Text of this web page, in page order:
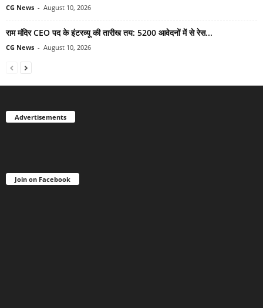
CG News - August 10, 2026
राम मंदिर CEO पद के इंटरव्यू की तारीख तय: 5200 आवेदनों में से रेस...
CG News - August 10, 2026
Advertisements
Join on Facebook